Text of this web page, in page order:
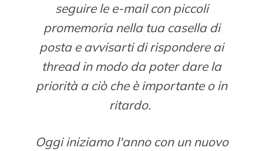
seguire le e-mail con piccoli
promemoria nella tua casella di
posta e avvisarti di rispondere ai
thread in modo da poter dare la
priorità a ciò che è importante o in
ritardo.
Oggi iniziamo l'anno con un nuovo